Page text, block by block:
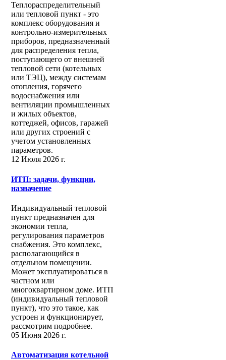
Теплораспределительный
или тепловой пункт - это
комплекс оборудования и
контрольно-измерительных
приборов, предназначенный
для распределения тепла,
поступающего от внешней
тепловой сети (котельных
или ТЭЦ), между системам
отопления, горячего
водоснабжения или
вентиляции промышленных
и жилых объектов,
коттеджей, офисов, гаражей
или других строений с
учетом установленных
параметров.
12 Июля 2026 г.
ИТП: задачи, функции,
назначение
Индивидуальный тепловой
пункт предназначен для
экономии тепла,
регулирования параметров
снабжения. Это комплекс,
располагающийся в
отдельном помещении.
Может эксплуатироваться в
частном или
многоквартирном доме. ИТП
(индивидуальный тепловой
пункт), что это такое, как
устроен и функционирует,
рассмотрим подробнее.
05 Июня 2026 г.
Автоматизация котельной